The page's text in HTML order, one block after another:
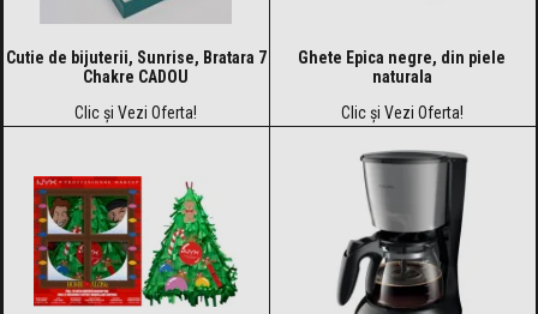
Cutie de bijuterii, Sunrise, Bratara 7
Chakre CADOU
Clic și Vezi Oferta!
Ghete Epica negre, din piele
naturala
Clic și Vezi Oferta!